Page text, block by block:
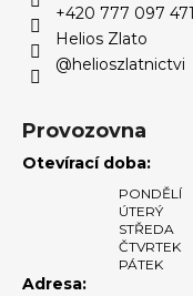
+420 777 097 471
Helios Zlato
@helioszlatnictvi
Provozovna
Otevírací doba:
PONDĚLÍ
ÚTERÝ
STŘEDA
ČTVRTEK
PÁTEK
Adresa: